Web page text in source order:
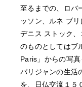
至るまでの、ロバ
ッソン、ルネ ブ
デニス ストック
のものとしてはブ
Paris」からの写真
パリジャンの生活
を、日仏交流１５